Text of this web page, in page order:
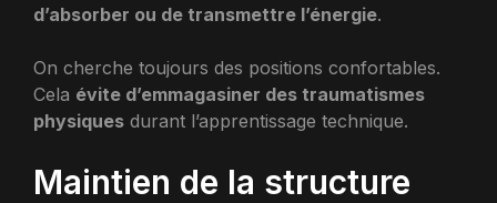
d’absorber ou de transmettre l’énergie.
On cherche toujours des positions confortables.
Cela évite d’emmagasiner des traumatismes
physiques durant l’apprentissage technique.
Maintien de la structure